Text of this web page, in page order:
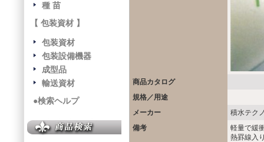
種 苗
【 包装資材 】
包装資材
包装設備機器
成型品
輸送資材
●検索ヘルプ
商品カタログ
規格／用途
メーカー
積水テク
備考
軽量で緩
熱罫線入